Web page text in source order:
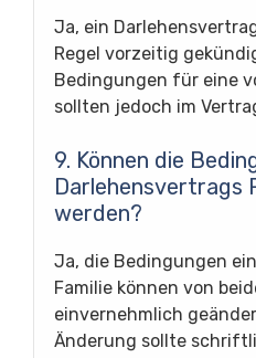
Ja, ein
Regel vorzeitig
Bedingungen für eine
sollten jedoch im
9. Können die
Darlehensvertrags
werden?
Ja, die Bedingungen
Familie können von
einvernehmlich
Änderung sollte